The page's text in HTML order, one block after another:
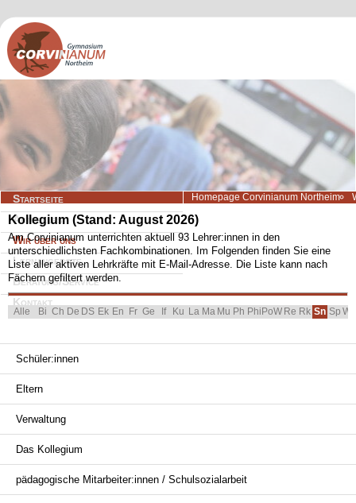
Navigation
überspringen
Startseite
Aktuelles
Wir über uns
Lernangebote
Beratung/Service
Kontakt
Homepage Corvinianum Northeim
Kollegium (Stand: August 2026)
Am Corvinianum unterrichten aktuell 93 Lehrer:innen in den
unterschiedlichsten Fachkombinationen. Im Folgenden finden Sie eine
Liste aller aktiven Lehrkräfte mit E-Mail-Adresse. Die Liste kann nach
Fächern gefiltert werden.
Navigation überspringen
Alle Bi Ch De DS Ek En Fr Ge If Ku La Ma Mu Ph Phi PoW Re Rk Sn Sp
überspringen
Schüler:innen
Eltern
Verwaltung
Das Kollegium
pädagogische Mitarbeiter:innen / Schulsozialarbeit